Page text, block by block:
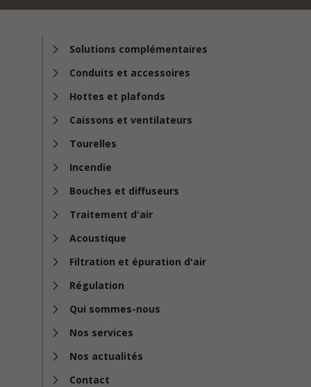
Solutions complémentaires
Conduits et accessoires
Hottes et plafonds
Caissons et ventilateurs
Tourelles
Incendie
Bouches et diffuseurs
Traitement d'air
Acoustique
Filtration et épuration d'air
Régulation
Qui sommes-nous
Nos services
Nos actualités
Contact